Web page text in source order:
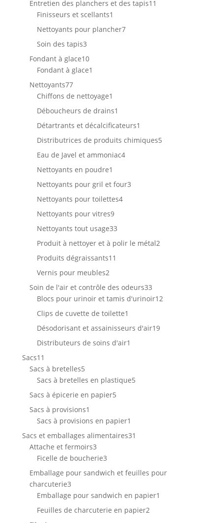
Entretien des planchers et des tapis11
Finisseurs et scellants1
produit
Nettoyants pour plancher77
Soin des tapis33
produits
Fondant à glace1010
produits
Fondant à glace1
Nettoyants7777
produits
Chiffons de nettoyage1
produit
Déboucheurs de drains1
produit
Détartrants et décalcificateurs1
produit
Distributrices de produits chimiques55
Eau de Javel et ammoniac44
Nettoyants en poudre1
produit
Nettoyants pour gril et four33
Nettoyants pour toilettes44
Nettoyants pour vitres99
produits
Nettoyants tout usage3333
produits
Produit à nettoyer et à polir le métal22
Produits dégraissants11
Vernis pour meubles22
produits
Soin de l'air et contrôle des odeurs3333
produits
Blocs pour urinoir et tamis d'urinoir1212
Clips de cuvette de toilette1
produit
Désodorisant et assainisseurs d'air1919
Distributeurs de soins d'air1
Sacs11
produits
Sacs à bretelles55
produits
Sacs à bretelles en plastique55
Sacs à épicerie en papier55
Sacs à provisions1
produit
Sacs à provisions en papier1
produit
Sacs et emballages alimentaires31
Attache et fermoirs33
produits
Ficelle de boucherie33
produits
Emballage pour sandwich et feuilles pour
charcuterie33
produits
Emballage pour sandwich en papier1
Feuilles de charcuterie en papier22